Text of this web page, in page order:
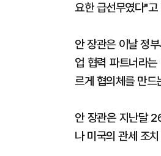
요한 급선무였다"고
안 장관은 이날 정
업 협력 파트너라
르게 협의체를 만드
안 장관은 지난달
나 미국의 관세 조